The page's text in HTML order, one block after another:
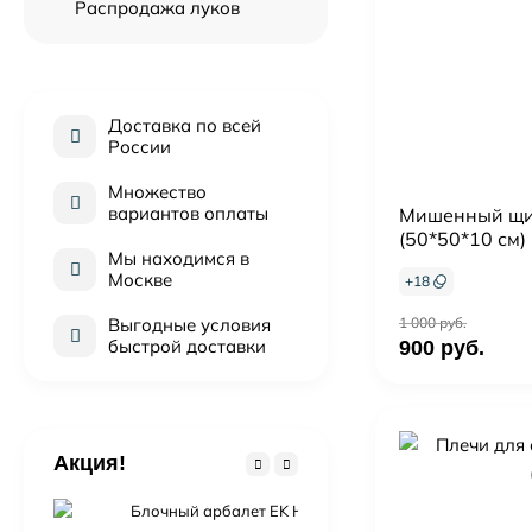
Мишенный
(50*50*10 см)
+18
1 000 руб.
900 руб.
Распродажа луков
Доставка по всей
России
Множество
вариантов оплаты
Мы находимся в
Москве
Выгодные условия
быстрой доставки
Акция!
Блочный арбалет EK HEX-430 (черный, c